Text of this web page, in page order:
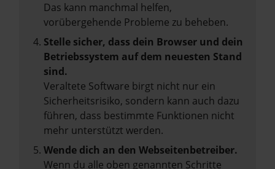
Das kann manchmal helfen,
vorübergehende Probleme zu beheben.
Stelle sicher, dass dein Browser und dein
Betriebssystem auf dem neuesten Stand
sind.
Veraltete Software birgt nicht nur ein
Sicherheitsrisiko, sondern kann auch dazu
führen, dass bestimmte Funktionen nicht
mehr unterstützt werden.
Wende dich an den Webseitenbetreiber.
Wenn du alle oben genannten Schritte